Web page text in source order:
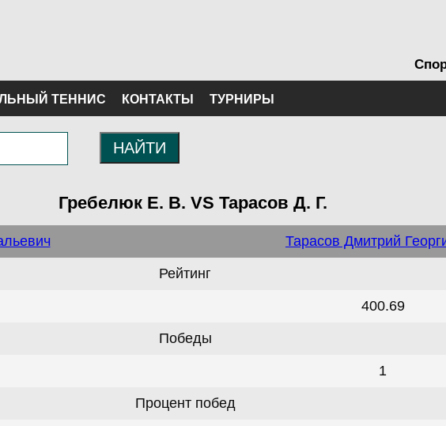
ТЕННИС КОНТАКТЫ ТУРНИРЫ
НАЙТИ
Гребелюк Е. В. VS Тарасов Д. Г.
Тарасов Дмитрий
Рейтинг
400.69
Победы
1
Процент побед